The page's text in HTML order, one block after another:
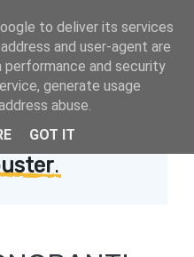
with label
.
to deliver its services
and user-agent are
performance and security
generate usage
abuse.
GOT IT